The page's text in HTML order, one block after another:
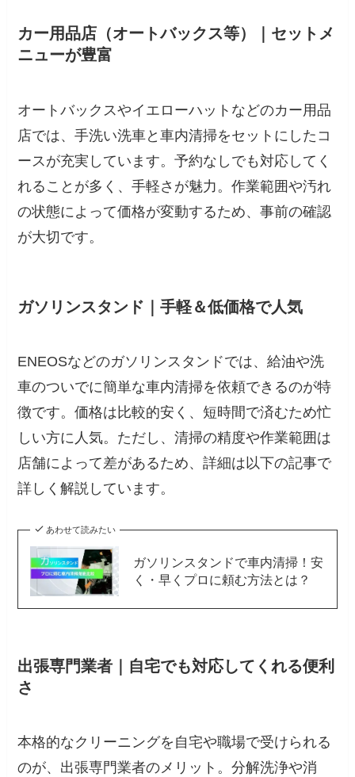
カー用品店（オートバックス等）｜セットメ
ニューが豊富
オートバックスやイエローハットなどのカー用品
店では、手洗い洗車と車内清掃をセットにしたコ
ースが充実しています。予約なしでも対応してく
れることが多く、手軽さが魅力。作業範囲や汚れ
の状態によって価格が変動するため、事前の確認
が大切です。
ガソリンスタンド｜手軽＆低価格で人気
ENEOSなどのガソリンスタンドでは、給油や洗
車のついでに簡単な車内清掃を依頼できるのが特
徴です。価格は比較的安く、短時間で済むため忙
しい方に人気。ただし、清掃の精度や作業範囲は
店舗によって差があるため、詳細は以下の記事で
詳しく解説しています。
あわせて読みたい
ガソリンスタンドで車内清掃！安
く・早くプロに頼む方法とは？
出張専門業者｜自宅でも対応してくれる便利
さ
本格的なクリーニングを自宅や職場で受けられる
のが、出張専門業者のメリット。分解洗浄や消